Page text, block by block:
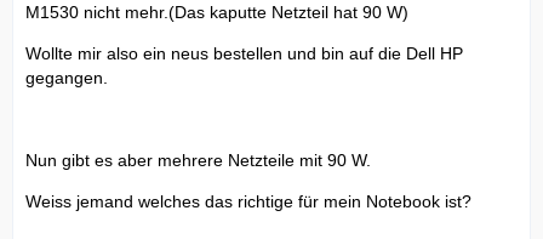
M1530 nicht mehr.(Das kaputte Netzteil hat 90 W)
Wollte mir also ein neus bestellen und bin auf die Dell HP
gegangen.
Nun gibt es aber mehrere Netzteile mit 90 W.
Weiss jemand welches das richtige für mein Notebook ist?